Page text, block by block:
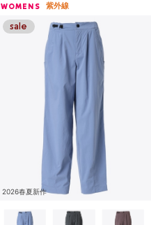
WOMENS 紫外線
2026春夏新作